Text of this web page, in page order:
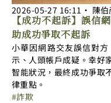
2026-05-27 16:11 ‧ 陳
【成功不起訴】誤信
助成功爭取不起訴
小華因網路交友誤信對
示、人頭帳戶成疑。幸好
智能狀況，最終成功爭取
律重點。
詐欺